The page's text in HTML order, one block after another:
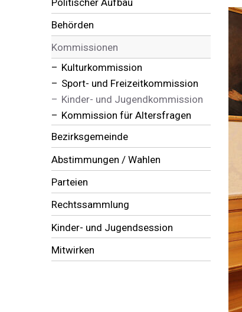
Behörden
Kommissionen
Kulturkommission
Sport- und Freizeitkommission
Kinder- und Jugendkommission
Kommission für Altersfragen
Bezirksgemeinde
Abstimmungen / Wahlen
Parteien
Rechtssammlung
Kinder- und Jugendsession
Mitwirken